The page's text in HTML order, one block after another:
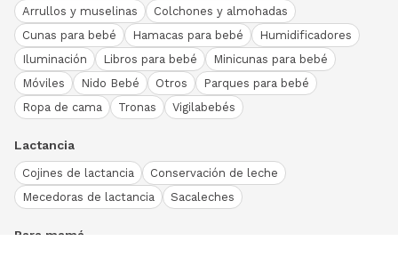
Arrullos y muselinas
Colchones y almohadas
Cunas para bebé
Hamacas para bebé
Humidificadores
Iluminación
Libros para bebé
Minicunas para bebé
Móviles
Nido Bebé Otros
Parques para bebé
Ropa de cama
Tronas Vigilabebés
Lactancia
Cojines de lactancia
Conservación de leche
Mecedoras de lactancia
Sacaleches
Para mamá